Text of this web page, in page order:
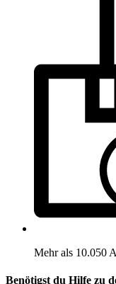
Mehr als 10.050
Benötigst du Hilfe zu